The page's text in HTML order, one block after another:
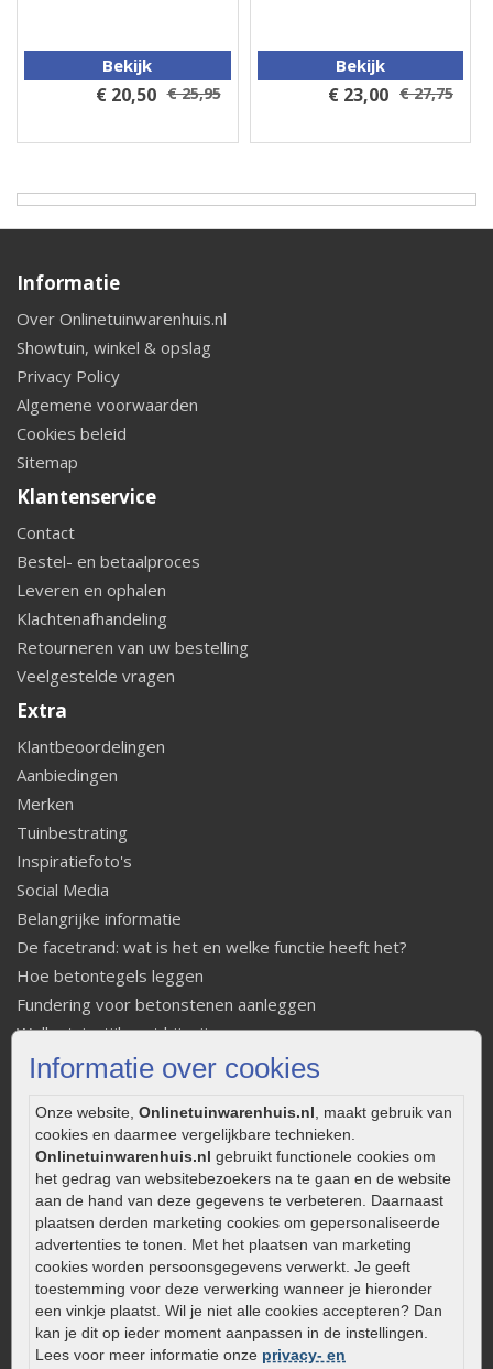
Informatie over cookies
Onze website, Onlinetuinwarenhuis.nl, maakt gebruik van
cookies en daarmee vergelijkbare technieken.
Onlinetuinwarenhuis.nl gebruikt functionele cookies om
het gedrag van websitebezoekers na te gaan en de website
aan de hand van deze gegevens te verbeteren. Daarnaast
plaatsen derden marketing cookies om gepersonaliseerde
advertenties te tonen. Met het plaatsen van marketing
cookies worden persoonsgegevens verwerkt. Je geeft
toestemming voor deze verwerking wanneer je hieronder
een vinkje plaatst. Wil je niet alle cookies accepteren? Dan
kan je dit op ieder moment aanpassen in de instellingen.
Lees voor meer informatie onze privacy- en
Bekijk
€ 20,50 € 25,95
Bekijk
€ 23,00 € 27,75
Informatie
Over Onlinetuinwarenhuis.nl
Showtuin, winkel & opslag
Privacy Policy
Algemene voorwaarden
Cookies beleid
Sitemap
Klantenservice
Contact
Bestel- en betaalproces
Leveren en ophalen
Klachtenafhandeling
Retourneren van uw bestelling
Veelgestelde vragen
Extra
Klantbeoordelingen
Aanbiedingen
Merken
Tuinbestrating
Inspiratiefoto's
Social Media
Belangrijke informatie
De facetrand: wat is het en welke functie heeft het?
Hoe betontegels leggen
Fundering voor betonstenen aanleggen
Welke tuinstijl past bij mij
Strakke tuin inrichten
Onderhoud van gebakken bestrating
Aanlegtips voor gebakken bestrating
Zelf een terras aanleggen
Kleine stadstuin inrichten
0320 – 219170
Kaapstanderweg 41
8243 RB Lelystad
info@onlinetuinwarenhuis.nl
Routebeschrijving